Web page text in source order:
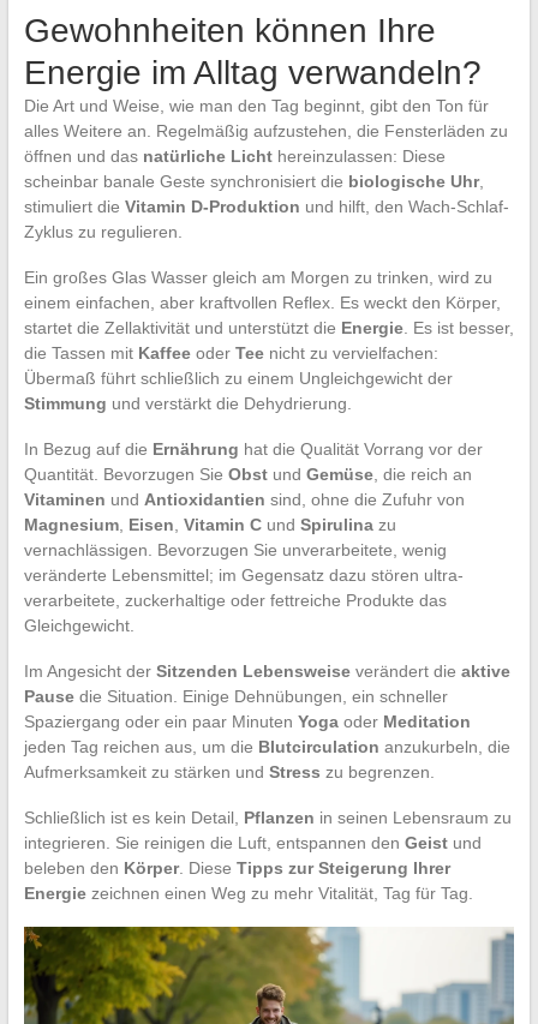
Gewohnheiten können Ihre
Energie im Alltag verwandeln?
Die Art und Weise, wie man den Tag beginnt, gibt den Ton für
alles Weitere an. Regelmäßig aufzustehen, die Fensterläden zu
öffnen und das natürliche Lichthereinzulassen: Diese
scheinbar banale Geste synchronisiert die biologische Uhr,
stimuliert die Vitamin D-Produktion und hilft, den Wach-Schlaf-
Zyklus zu regulieren.
Ein großes Glas Wasser gleich am Morgen zu trinken, wird zu
einem einfachen, aber kraftvollen Reflex. Es weckt den Körper,
startet die Zellaktivität und unterstützt die Energie. Es ist besser,
die Tassen mit Kaffeeoder Teenicht zu vervielfachen:
Übermaß führt schließlich zu einem Ungleichgewicht der
Stimmung und verstärkt die Dehydrierung.
In Bezug auf die Ernährung hat die Qualität Vorrang vor der
Quantität. Bevorzugen Sie Obstund Gemüse, die reich an
Vitaminen und Antioxidantien sind, ohne die Zufuhr von
Magnesium, Eisen Vitamin Cund Spirulinazu
vernachlässigen. Bevorzugen Sie unverarbeitete, wenig
veränderte Lebensmittel; im Gegensatz dazu stören ultra-
verarbeitete, zuckerhaltige oder fettreiche Produkte das
Gleichgewicht.
Im Angesicht der Sitzenden Lebensweiseverändert die aktive
Pausedie Situation. Einige Dehnübungen, ein schneller
Spaziergang oder ein paar Minuten Yogaoder Meditation
jeden Tag reichen aus, um die Blutcirculation anzukurbeln, die
Aufmerksamkeit zu stärken und Stress zu begrenzen.
Schließlich ist es kein Detail, Pflanzen in seinen Lebensraum zu
integrieren. Sie reinigen die Luft, entspannen den Geistund
beleben den Körper. Diese Tipps zur Steigerung Ihrer
Energiezeichnen einen Weg zu mehr Vitalität, Tag für Tag.